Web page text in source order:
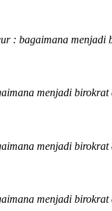
: bagaimana
menjadi
menjadi
menjadi